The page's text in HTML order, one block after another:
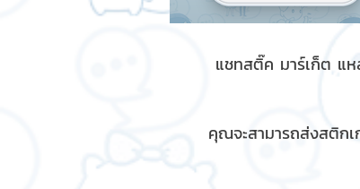
แชทสติ๊ค มาร์เก็ต แห
คุณจะสามารถส่งสติกเ